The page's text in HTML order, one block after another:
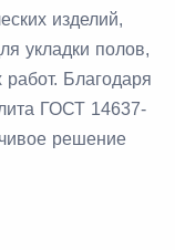
изделий,
укладки полов,
работ. Благодаря
ГОСТ 14637-
решение